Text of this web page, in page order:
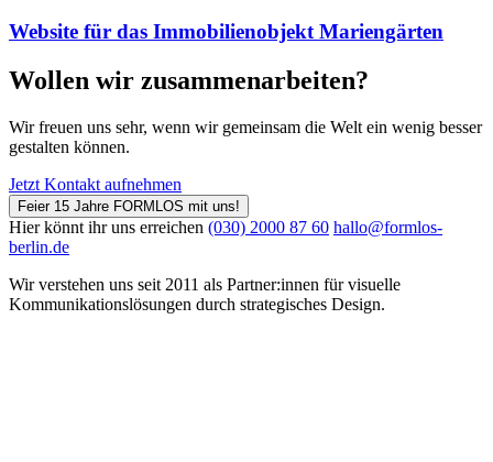
Website für das Immobilienobjekt Mariengärten
Wollen wir zusammenarbeiten?
Wir freuen uns sehr, wenn wir gemeinsam die Welt ein wenig besser
gestalten können.
Jetzt Kontakt aufnehmen
Feier 15 Jahre FORMLOS mit uns!
Hier könnt ihr uns erreichen (030) 2000 87 60 hallo@formlos-
berlin.de
Wir verstehen uns seit 2011 als Partner:innen für visuelle
Kommunikations­lösungen durch strategisches Design.